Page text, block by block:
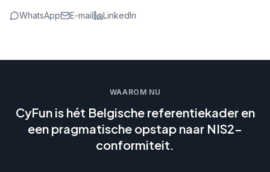
WhatsApp E-mail LinkedIn
WAAROM NU
CyFun is hét Belgische referentiekader en
een pragmatische opstap naar NIS2-
conformiteit.